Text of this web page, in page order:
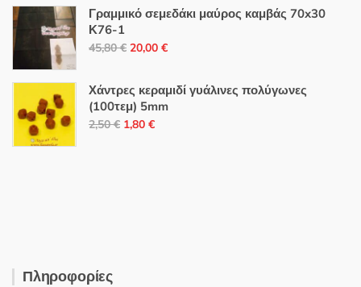
was:
16,80 €.
τιμή
είναι:
Γραμμικό σεμεδάκι μαύρος καμβάς 70x30
Κ76-1
45,80€ Original
was:
45,80 €.
20,00 €Η
τιμή
είναι:
Χάντρες κεραμιδί γυάλινες πολύγωνες
(100τεμ) 5mm
2,50€ Original
1,80 €Η
Πληροφορίες